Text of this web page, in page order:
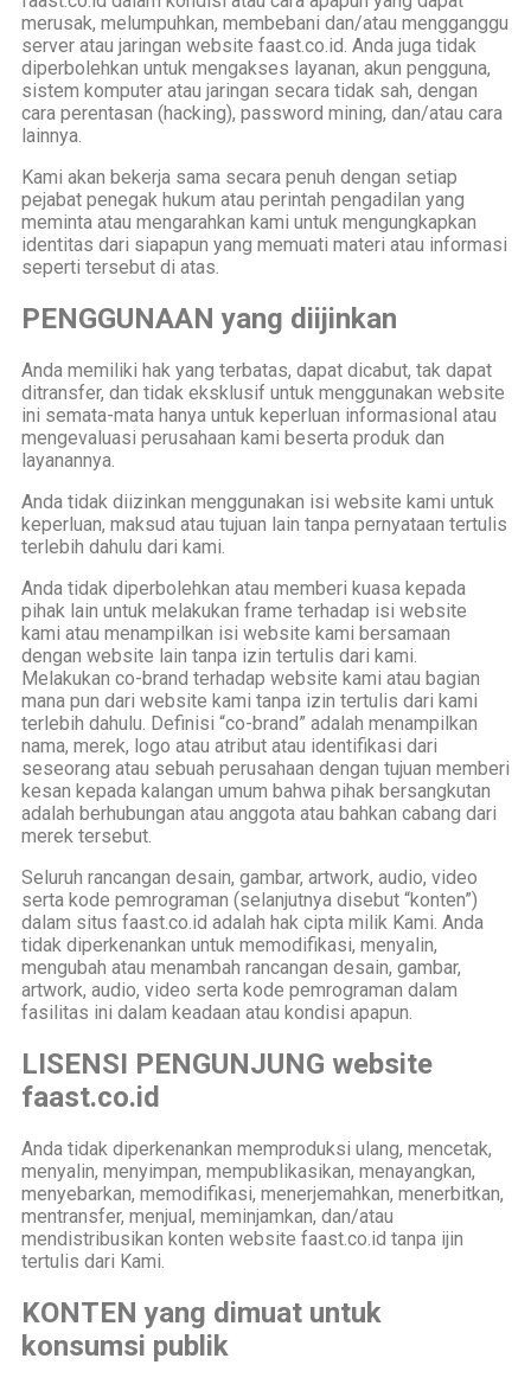
merusak, melumpuhkan, membebani dan/atau mengganggu
server atau jaringan website faast.co.id. Anda juga tidak
diperbolehkan untuk mengakses layanan, akun pengguna,
sistem komputer atau jaringan secara tidak sah, dengan
cara perentasan (hacking), password mining, dan/atau cara
lainnya.
Kami akan bekerja sama secara penuh dengan setiap
pejabat penegak hukum atau perintah pengadilan yang
meminta atau mengarahkan kami untuk mengungkapkan
identitas dari siapapun yang memuati materi atau informasi
seperti tersebut di atas.
PENGGUNAAN yang diijinkan
Anda memiliki hak yang terbatas, dapat dicabut, tak dapat
ditransfer, dan tidak eksklusif untuk menggunakan website
ini semata-mata hanya untuk keperluan informasional atau
mengevaluasi perusahaan kami beserta produk dan
layanannya.
Anda tidak diizinkan menggunakan isi website kami untuk
keperluan, maksud atau tujuan lain tanpa pernyataan tertulis
terlebih dahulu dari kami.
Anda tidak diperbolehkan atau memberi kuasa kepada
pihak lain untuk melakukan frame terhadap isi website
kami atau menampilkan isi website kami bersamaan
dengan website lain tanpa izin tertulis dari kami.
Melakukan co-brand terhadap website kami atau bagian
mana pun dari website kami tanpa izin tertulis dari kami
terlebih dahulu. Definisi “co-brand” adalah menampilkan
nama, merek, logo atau atribut atau identifikasi dari
seseorang atau sebuah perusahaan dengan tujuan memberi
kesan kepada kalangan umum bahwa pihak bersangkutan
adalah berhubungan atau anggota atau bahkan cabang dari
merek tersebut.
Seluruh rancangan desain, gambar, artwork, audio, video
serta kode pemrograman (selanjutnya disebut “konten”)
dalam situs faast.co.id adalah hak cipta milik Kami. Anda
tidak diperkenankan untuk memodifikasi, menyalin,
mengubah atau menambah rancangan desain, gambar,
artwork, audio, video serta kode pemrograman dalam
fasilitas ini dalam keadaan atau kondisi apapun.
LISENSI PENGUNJUNG website
faast.co.id
Anda tidak diperkenankan memproduksi ulang, mencetak,
menyalin, menyimpan, mempublikasikan, menayangkan,
menyebarkan, memodifikasi, menerjemahkan, menerbitkan,
mentransfer, menjual, meminjamkan, dan/atau
mendistribusikan konten website faast.co.id tanpa ijin
tertulis dari Kami.
KONTEN yang dimuat untuk
konsumsi publik